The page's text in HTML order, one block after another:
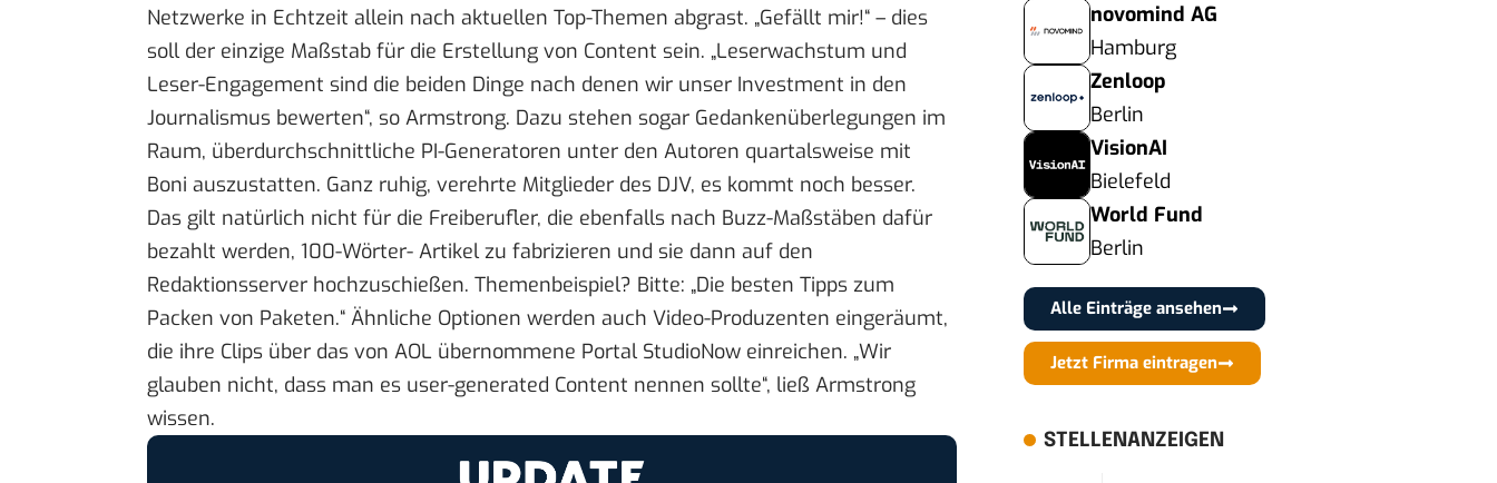
Netzwerke in Echtzeit allein nach aktuellen Top-Themen abgrast. „Gefällt mir!“ – dies
soll der einzige Maßstab für die Erstellung von Content sein. „Leserwachstum und
Leser-Engagement sind die beiden Dinge nach denen wir unser Investment in den
Journalismus bewerten“, so Armstrong. Dazu stehen sogar Gedankenüberlegungen im
Raum, überdurchschnittliche PI-Generatoren unter den Autoren quartalsweise mit
Boni auszustatten. Ganz ruhig, verehrte Mitglieder des DJV, es kommt noch besser.
Das gilt natürlich nicht für die Freiberufler, die ebenfalls nach Buzz-Maßstäben dafür
bezahlt werden, 100-Wörter- Artikel zu fabrizieren und sie dann auf den
Redaktionsserver hochzuschießen. Themenbeispiel? Bitte: „Die besten Tipps zum
Packen von Paketen.“ Ähnliche Optionen werden auch Video-Produzenten eingeräumt,
die ihre Clips über das von AOL übernommene Portal StudioNow einreichen. „Wir
glauben nicht, dass man es user-generated Content nennen sollte“, ließ Armstrong
wissen.
novomind AG
Hamburg
Zenloop
Berlin
VisionAI
Bielefeld
World Fund
Berlin
Alle Einträge ansehen
Jetzt Firma eintragen
STELLENANZEIGEN